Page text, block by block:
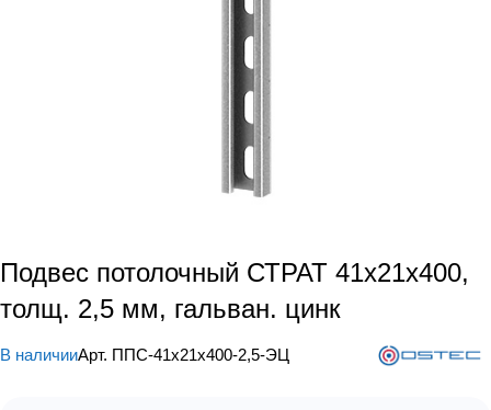
Подвес потолочный СТРАТ 41х21х400,
толщ. 2,5 мм, гальван. цинк
В наличииАрт. ППС-41х21х400-2,5-ЭЦ